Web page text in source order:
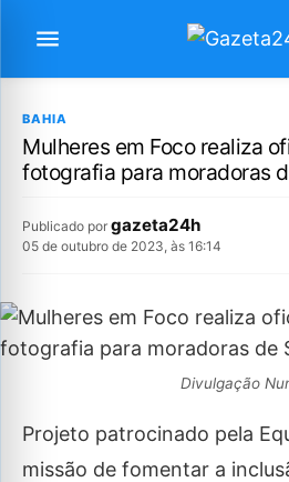
BAHIA
Mulheres em Foco realiza
fotografia para moradoras
Publicado por gazeta24h
05 de outubro de 2023, às 16:14
Divulgação
Projeto patrocinado pela
missão de fomentar a